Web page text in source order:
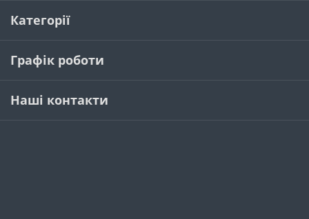
Категорії
Графік роботи
Наші контакти